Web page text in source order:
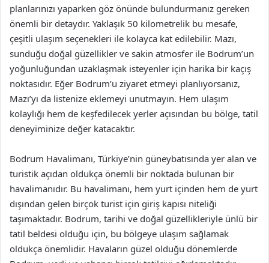
planlarınızı yaparken göz önünde bulundurmanız gereken
önemli bir detaydır. Yaklaşık 50 kilometrelik bu mesafe,
çeşitli ulaşım seçenekleri ile kolayca kat edilebilir. Mazı,
sunduğu doğal güzellikler ve sakin atmosfer ile Bodrum’un
yoğunluğundan uzaklaşmak isteyenler için harika bir kaçış
noktasıdır. Eğer Bodrum’u ziyaret etmeyi planlıyorsanız,
Mazı’yı da listenize eklemeyi unutmayın. Hem ulaşım
kolaylığı hem de keşfedilecek yerler açısından bu bölge, tatil
deneyiminize değer katacaktır.
Bodrum Havalimanı, Türkiye’nin güneybatısında yer alan ve
turistik açıdan oldukça önemli bir noktada bulunan bir
havalimanıdır. Bu havalimanı, hem yurt içinden hem de yurt
dışından gelen birçok turist için giriş kapısı niteliği
taşımaktadır. Bodrum, tarihi ve doğal güzellikleriyle ünlü bir
tatil beldesi olduğu için, bu bölgeye ulaşım sağlamak
oldukça önemlidir. Havaların güzel olduğu dönemlerde